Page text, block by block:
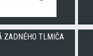
ZADNÉHO TLMIČA